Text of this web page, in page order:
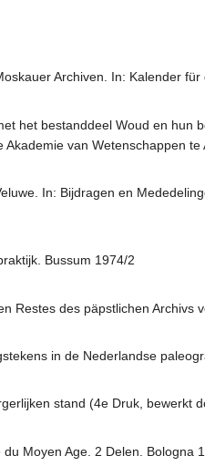
Archiven. In: Kalender
het bestanddeel Woud en hun
Akademie van Wetenschappen
In: Bijdragen en
Bussum 1974/2
Restes des päpstlichen
in de Nederlandse
stand (4e Druk, bewerkt
Moyen Age. 2 Delen. Bologna